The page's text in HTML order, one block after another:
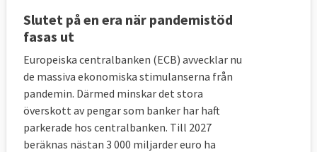
Slutet på en era när pandemistöd
fasas ut
Europeiska centralbanken (ECB) avvecklar nu
de massiva ekonomiska stimulanserna från
pandemin. Därmed minskar det stora
överskott av pengar som banker har haft
parkerade hos centralbanken. Till 2027
beräknas nästan 3 000 miljarder euro ha